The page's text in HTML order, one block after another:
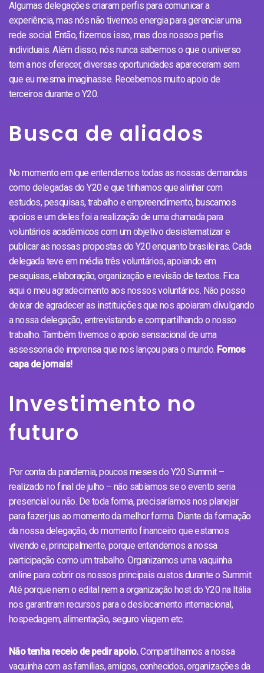
Algumas delegações criaram perfis para comunicar a
experiência, mas nós não tivemos energia para gerenciar uma
rede social. Então, fizemos isso, mas dos nossos perfis
individuais. Além disso, nós nunca sabemos o que o universo
tem a nos oferecer, diversas oportunidades apareceram sem
que eu mesma imaginasse. Recebemos muito apoio de
terceiros durante o Y20.
Busca de aliados
No momento em que entendemos todas as nossas demandas
como delegadas do Y20 e que tínhamos que alinhar com
estudos, pesquisas, trabalho e empreendimento, buscamos
apoios e um deles foi a realização de uma chamada para
voluntários acadêmicos com um objetivo desistematizar e
publicar as nossas propostas do Y20 enquanto brasileiras. Cada
delegada teve em média três voluntários, apoiando em
pesquisas, elaboração, organização e revisão de textos. Fica
aqui o meu agradecimento aos nossos voluntários. Não posso
deixar de agradecer as instituições que nos apoiaram divulgando
a nossa delegação, entrevistando e compartilhando o nosso
trabalho. Também tivemos o apoio sensacional de uma
assessoria de imprensa que nos lançou para o mundo. Fomos
capa de jornais!
Investimento no
futuro
Por conta da pandemia, poucos meses do Y20 Summit –
realizado no final de julho – não sabíamos se o evento seria
presencial ou não. De toda forma, precisaríamos nos planejar
para fazer jus ao momento da melhor forma. Diante da formação
da nossa delegação, do momento financeiro que estamos
vivendo e, principalmente, porque entendemos a nossa
participação como um trabalho. Organizamos uma vaquinha
online para cobrir os nossos principais custos durante o Summit.
Até porque nem o edital nem a organização host do Y20 na Itália
nos garantiram recursos para o deslocamento internacional,
hospedagem, alimentação, seguro viagem etc.
Não tenha receio de pedir apoio.Compartilhamos a nossa
vaquinha com as famílias, amigos, conhecidos, organizações da